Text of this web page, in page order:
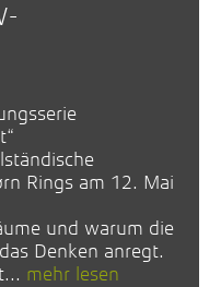
Rings am 12. Mai
und warum die
Denken anregt.
mehr lesen